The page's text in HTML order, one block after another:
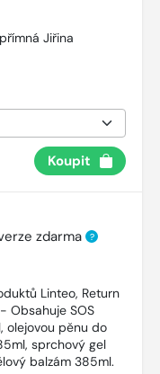
Jiřina
Koupit
zdarma ?
Linteo, Return
Obsahuje SOS
olejovou pěnu do
sprchový gel
balzám 385ml.